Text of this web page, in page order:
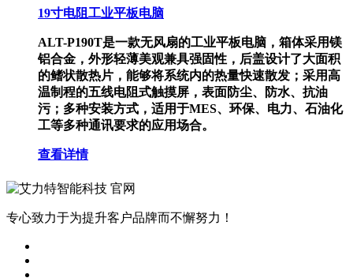
19寸电阻工业平板电脑
ALT-P190T是一款无风扇的工业平板电脑，箱体采用镁
铝合金，外形轻薄美观兼具强固性，后盖设计了大面积
的鳍状散热片，能够将系统内的热量快速散发；采用高
温制程的五线电阻式触摸屏，表面防尘、防水、抗油
污；多种安装方式，适用于MES、环保、电力、石油化
工等多种通讯要求的应用场合。
查看详情
专心致力于为提升客户品牌而不懈努力！